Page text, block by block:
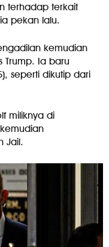
terhadap terkait
pekan lalu.
kemudian
Trump. Ia baru
seperti dikutip dari
miliknya di
Jail.